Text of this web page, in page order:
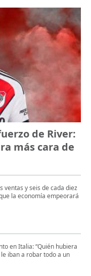
de River:
más cara de
ventas y seis de cada diez
la economía empeorará
en Italia: “Quién hubiera
iban a robar todo a un